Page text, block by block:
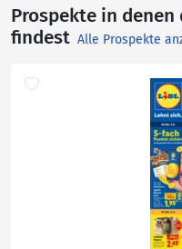
Prospekte in denen
findest Alle Prospekte